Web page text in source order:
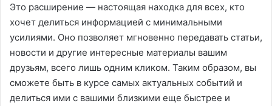
Это расширение — настоящая находка для всех, кто
хочет делиться информацией с минимальными
усилиями. Оно позволяет мгновенно передавать статьи,
новости и другие интересные материалы вашим
друзьям, всего лишь одним кликом. Таким образом, вы
сможете быть в курсе самых актуальных событий и
делиться ими с вашими близкими еще быстрее и